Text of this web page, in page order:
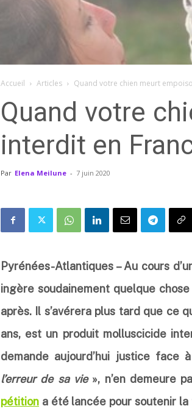
Accueil Articles Quand votre chien meurt
Quand votre
interdit en
Par Elena Meilune - 7 juin 2020
Pyrénées-Atlantiques – Au cours
ingère soudainement quelque
après. Il s’avérera plus tard que ce
ans, est un produit molluscicide
demande aujourd’hui justice face
l’erreur de sa vie», n’en demeure
pétition a été lancée pour soutenir